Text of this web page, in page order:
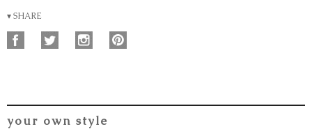
▾ SHARE
your own style